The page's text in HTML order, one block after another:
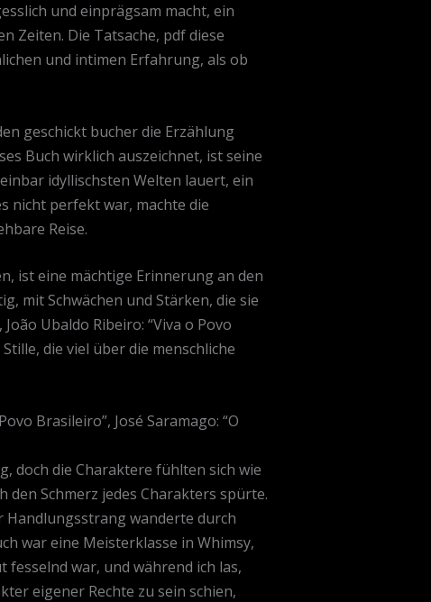
und einprägsam macht, ein
Zeiten. Die Tatsache, pdf diese
und intimen Erfahrung, als ob
geschickt bucher die Erzählung
Buch wirklich auszeichnet, ist seine
idyllischsten Welten lauert, ein
nicht perfekt war, machte die
Reise.
ist eine mächtige Erinnerung an den
mit Schwächen und Stärken, die sie
Ubaldo Ribeiro: “Viva o Povo
die viel über die menschliche
Brasileiro”, José Saramago: “O
doch die Charaktere fühlten sich wie
Schmerz jedes Charakters spürte.
Handlungsstrang wanderte durch
war eine Meisterklasse in Whimsy,
fesselnd war, und während ich las,
eigener Rechte zu sein schien,